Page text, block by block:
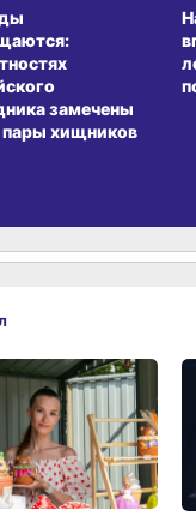
замечены
хищников